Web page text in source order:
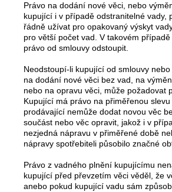
Právo na dodání nové věci, nebo
kupující i v případě odstranitelné vady,
řádně užívat pro opakovaný výskyt
pro větší počet vad. V takovém
právo od smlouvy odstoupit.
Neodstoupí-li kupující od smlouvy
na dodání nové věci bez vad, na
nebo na opravu věci, může požadovat
Kupující má právo na přiměřenou
prodávající nemůže dodat novou věc
součást nebo věc opravit, jakož i v
nezjedná nápravu v přiměřené době
nápravy spotřebiteli působilo značné
Právo z vadného plnění kupujícímu
kupující před převzetím věci věděl, že
anebo pokud kupující vadu sám